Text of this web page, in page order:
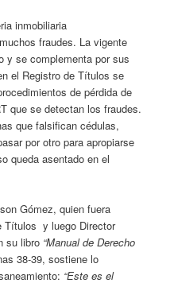
inmobiliaria
fraudes. La vigente
y se complementa por sus
el Registro de Títulos se
de pérdida de
que se detectan los fraudes.
que falsifican cédulas,
por otro para apropiarse
queda asentado en el
Gómez, quien fuera
Títulos y luego Director
su libro “Manual de Derecho
38-39, sostiene lo
“Este es el